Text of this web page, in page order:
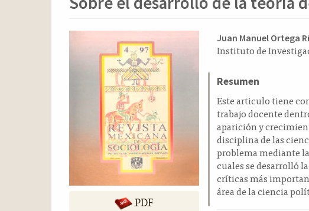
lateral
artículo
PDF
Contenido
principal
artículo
Juan Manuel Ortega
Instituto de
Resumen
Este articulo tiene
trabajo docente
aparición y
disciplina de las
problema mediante
cuales se desarrolló
críticas más
área de la ciencia